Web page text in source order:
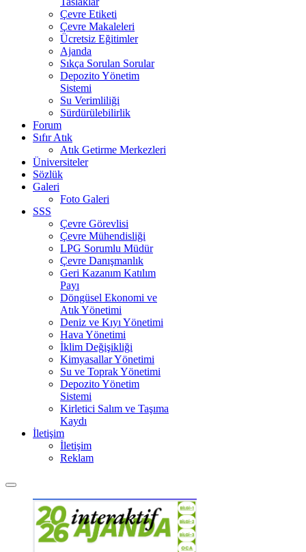
Çevre Etiketi
Çevre Makaleleri
Ücretsiz Eğitimler
Ajanda
Sıkça Sorulan Sorular
Depozito Yönetim
Sistemi
Su Verimliliği
Sürdürülebilirlik
Forum
Sıfır Atık
Atık Getirme Merkezleri
Üniversiteler
Sözlük
Galeri
Foto Galeri
SSS
Çevre Görevlisi
Çevre Mühendisliği
LPG Sorumlu Müdür
Çevre Danışmanlık
Geri Kazanım Katılım
Payı
Döngüsel Ekonomi ve
Atık Yönetimi
Deniz ve Kıyı Yönetimi
Hava Yönetimi
İklim Değişikliği
Kimyasallar Yönetimi
Su ve Toprak Yönetimi
Depozito Yönetim
Sistemi
Kirletici Salım ve Taşıma
Kaydı
İletişim
İletişim
Reklam